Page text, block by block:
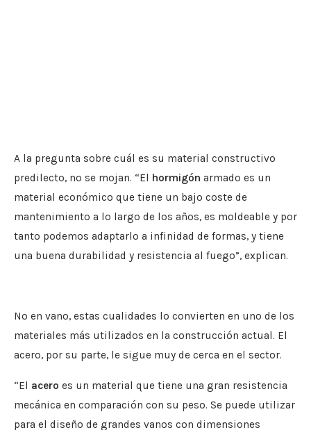
A la pregunta sobre cuál es su material constructivo
predilecto, no se mojan. “El hormigón armado es un
material económico que tiene un bajo coste de
mantenimiento a lo largo de los años, es moldeable y por
tanto podemos adaptarlo a infinidad de formas, y tiene
una buena durabilidad y resistencia al fuego”, explican.
No en vano, estas cualidades lo convierten en uno de los
materiales más utilizados en la construcción actual. El
acero, por su parte, le sigue muy de cerca en el sector.
“El acero es un material que tiene una gran resistencia
mecánica en comparación con su peso. Se puede utilizar
para el diseño de grandes vanos con dimensiones